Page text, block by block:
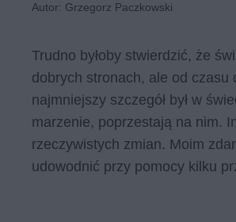
Autor: Grzegorz Paczkowski
Trudno byłoby stwierdzić, że
dobrych stronach, ale od
najmniejszy szczegół był w
marzenie, poprzestają na nim.
rzeczywistych zmian. Moim
udowodnić przy pomocy kilku